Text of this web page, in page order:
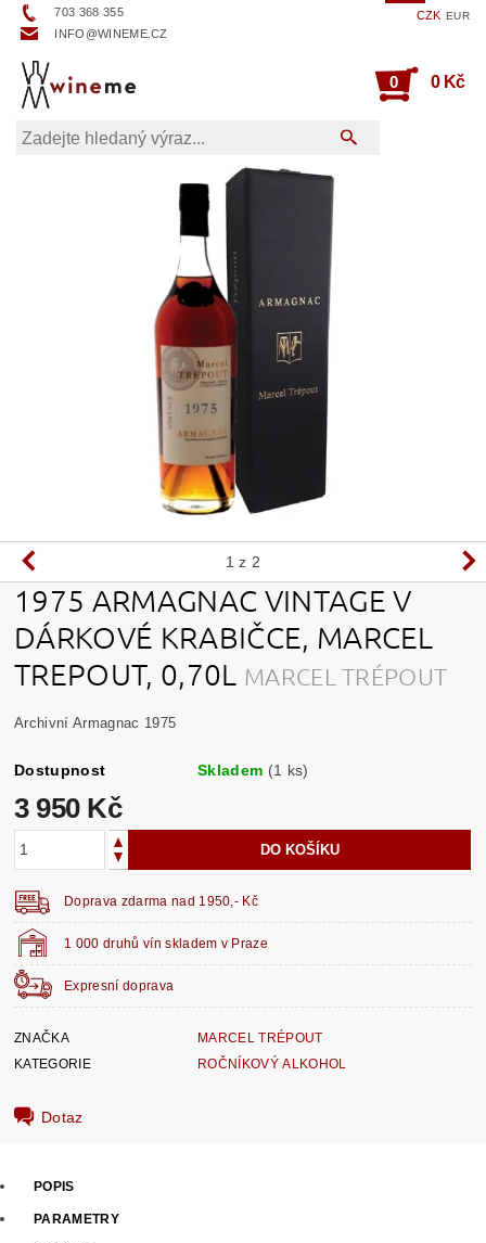
703 368 355
INFO@WINEME.CZ
CZK EUR
0 0 Kč
1 z 2
1975 ARMAGNAC VINTAGE V
DÁRKOVÉ KRABIČCE, MARCEL
TREPOUT, 0,70L MARCEL TRÉPOUT
Archivní Armagnac 1975
Dostupnost Skladem (1 ks)
3 950 Kč
1 000 druhů vín skladem v Praze
Expresní doprava
Doprava zdarma nad 1950,- Kč
ZNAČKA
MARCEL TRÉPOUT
KATEGORIE
ROČNÍKOVÝ ALKOHOL
Dotaz
POPIS
PARAMETRY